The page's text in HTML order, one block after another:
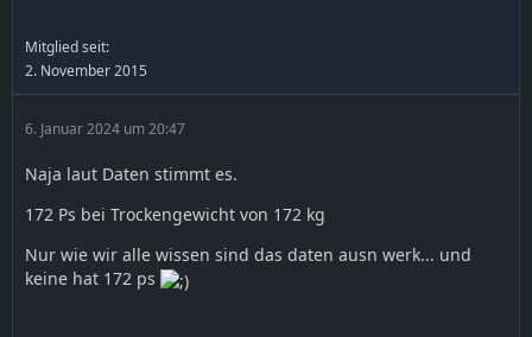
Mitglied seit:
2. November 2015
6. Januar 2024 um 20:47
Naja laut Daten stimmt es.
172 Ps bei Trockengewicht von 172 kg
Nur wie wir alle wissen sind das daten ausn werk... und
keine hat 172 ps